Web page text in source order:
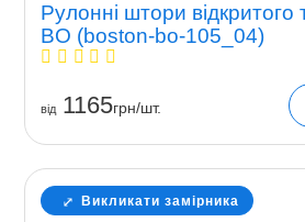
Рулонні штори відкритого
BO (boston-bo-105_04)
вiд1165грн/шт.
Викликати замірника